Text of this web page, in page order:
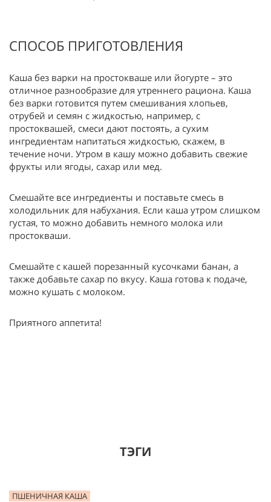
СПОСОБ ПРИГОТОВЛЕНИЯ
Каша без варки на простокваше или йогурте – это
отличное разнообразие для утреннего рациона. Каша
без варки готовится путем смешивания хлопьев,
отрубей и семян с жидкостью, например, с
простоквашей, смеси дают постоять, а сухим
ингредиентам напитаться жидкостью, скажем, в
течение ночи. Утром в кашу можно добавить свежие
фрукты или ягоды, сахар или мед.
Смешайте все ингредиенты и поставьте смесь в
холодильник для набухания. Если каша утром слишком
густая, то можно добавить немного молока или
простокваши.
Смешайте с кашей порезанный кусочками банан, а
также добавьте сахар по вкусу. Каша готова к подаче,
можно кушать с молоком.
Приятного аппетита!
ТЭГИ
ПШЕНИЧНАЯ КАША